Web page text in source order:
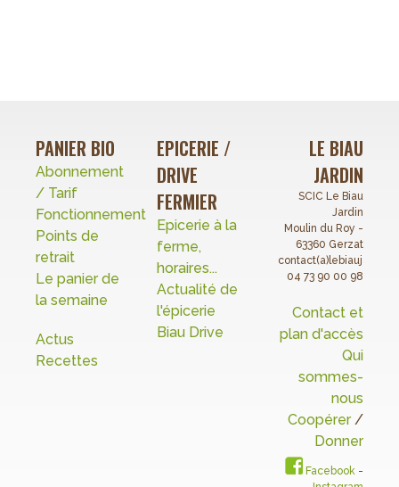
PANIER BIO
Abonnement
/ Tarif
Fonctionnement
Points de
retrait
Le panier de
la semaine
Actus
Recettes
EPICERIE /
DRIVE
FERMIER
Epicerie à la
ferme,
horaires...
Actualité de
l'épicerie
Biau Drive
LE BIAU
JARDIN
SCIC Le Biau
Jardin
Moulin du Roy -
63360 Gerzat
04 73 90 00 98
Contact et
plan d'accès
Qui
sommes-
nous
Coopérer/
Donner
Facebook-